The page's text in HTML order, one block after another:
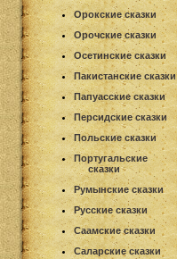
Орокские сказки
Орочские сказки
Осетинские сказки
Пакистанские сказки
Папуасские сказки
Персидские сказки
Польские сказки
Португальские
сказки
Румынские сказки
Русские сказки
Саамские сказки
Саларские сказки